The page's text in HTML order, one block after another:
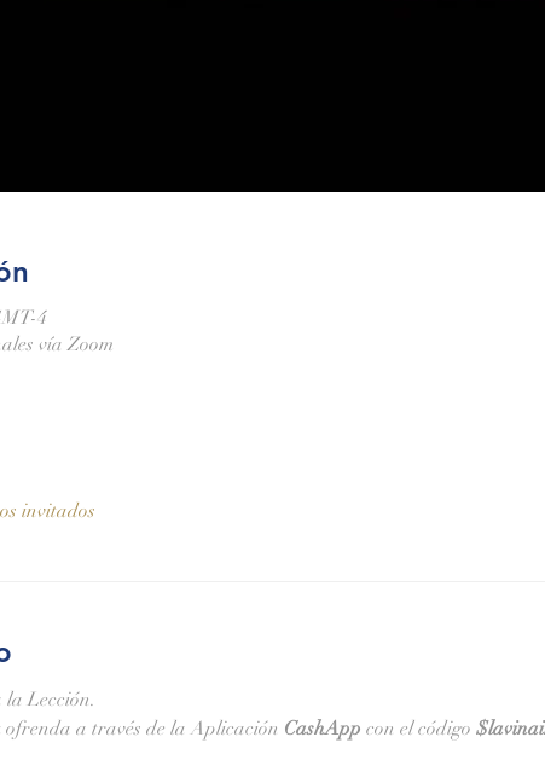
4
vía Zoom
invitados
Lección.
ofrenda a través de la Aplicación CashApp con el código